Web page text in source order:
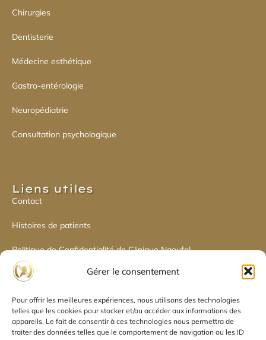
Gérer le consentement
Pour offrir les meilleures expériences, nous utilisons des technologies
telles que les cookies pour stocker et/ou accéder aux informations des
appareils. Le fait de consentir à ces technologies nous permettra de
traiter des données telles que le comportement de navigation ou les ID
Chirurgies
Dentisterie
Médecine esthétique
Gastro-entérologie
Neuropédiatrie
Consultation psychologique
Liens utiles​
Contact
Histoires de patients
Politique de Confidentialité de Clinique Naoufel
Politique de cookies
Déclaration de confidentialité